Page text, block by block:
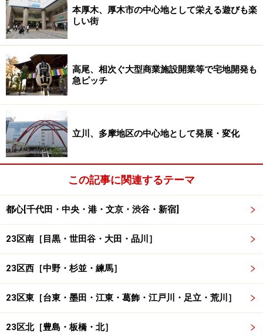
本厚木、厚木市の中心地として栄える遊びも楽
しい街
高尾、相次ぐ大型商業施設開業等で宅地開発も
急ピッチ
立川、多摩地区の中心地として発展・変化
この記事に関連するテーマ
都心[千代田・中央・港・文京・渋谷・新宿]
23区南［目黒・世田谷・大田・品川］
23区西［中野・杉並・練馬］
23区東［台東・墨田・江東・葛飾・江戸川・足立・荒川］
23区北［豊島・板橋・北］